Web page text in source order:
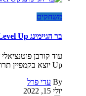
משחקים
בר הגיימינג Level Up בסכנת סגירה, כך תוכלו לעזור
Up יוצא בקמפיין תרומות בניסיון אחרון להצילו מפני סגירה
By עדי פרל
יולי 15, 2022